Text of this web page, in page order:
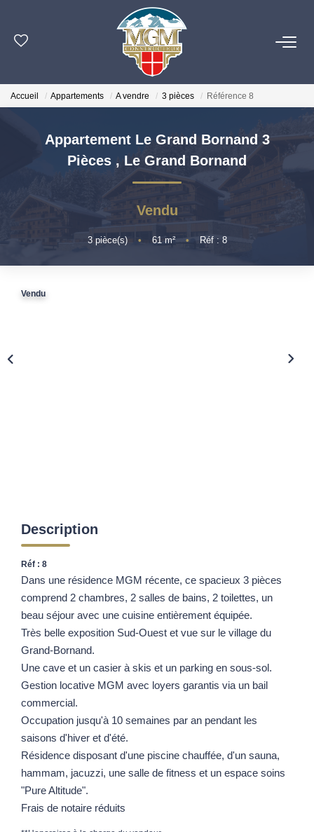
ACHETER
PROGRAMMES NEUFS
OUTILS
Accueil Appartements A vendre 3 pièces Référence 8
Appartement Le Grand Bornand 3
Pièces , Le Grand Bornand
Vendu
3pièce(s) • 61 m² • Réf : 8
Vendu
Description
Réf : 8
Dans une résidence MGM récente, ce spacieux 3 pièces
comprend 2 chambres, 2 salles de bains, 2 toilettes, un
beau séjour avec une cuisine entièrement équipée.
Très belle exposition Sud-Ouest et vue sur le village du
Grand-Bornand.
Une cave et un casier à skis et un parking en sous-sol.
Gestion locative MGM avec loyers garantis via un bail
commercial.
Occupation jusqu'à 10 semaines par an pendant les
saisons d'hiver et d'été.
Résidence disposant d'une piscine chauffée, d'un sauna,
hammam, jacuzzi, une salle de fitness et un espace soins
"Pure Altitude".
Frais de notaire réduits